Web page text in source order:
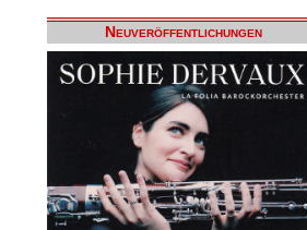
Neuveröffentlichungen